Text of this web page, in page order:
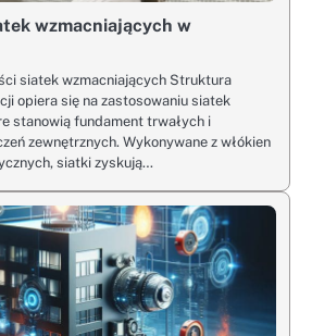
wzmacniających w
siatek wzmacniających Struktura
opiera się na zastosowaniu siatek
stanowią fundament trwałych i
zewnętrznych. Wykonywane z włókien
siatki zyskują…